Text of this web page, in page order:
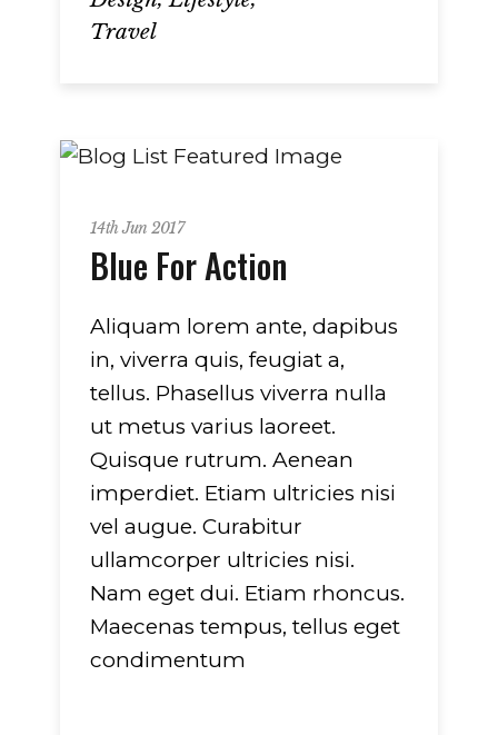
Travel
14th Jun 2017
Blue For Action
Aliquam lorem ante, dapibus
in, viverra quis, feugiat a,
tellus. Phasellus viverra nulla
ut metus varius laoreet.
Quisque rutrum. Aenean
imperdiet. Etiam ultricies nisi
vel augue. Curabitur
ullamcorper ultricies nisi.
Nam eget dui. Etiam rhoncus.
Maecenas tempus, tellus eget
condimentum